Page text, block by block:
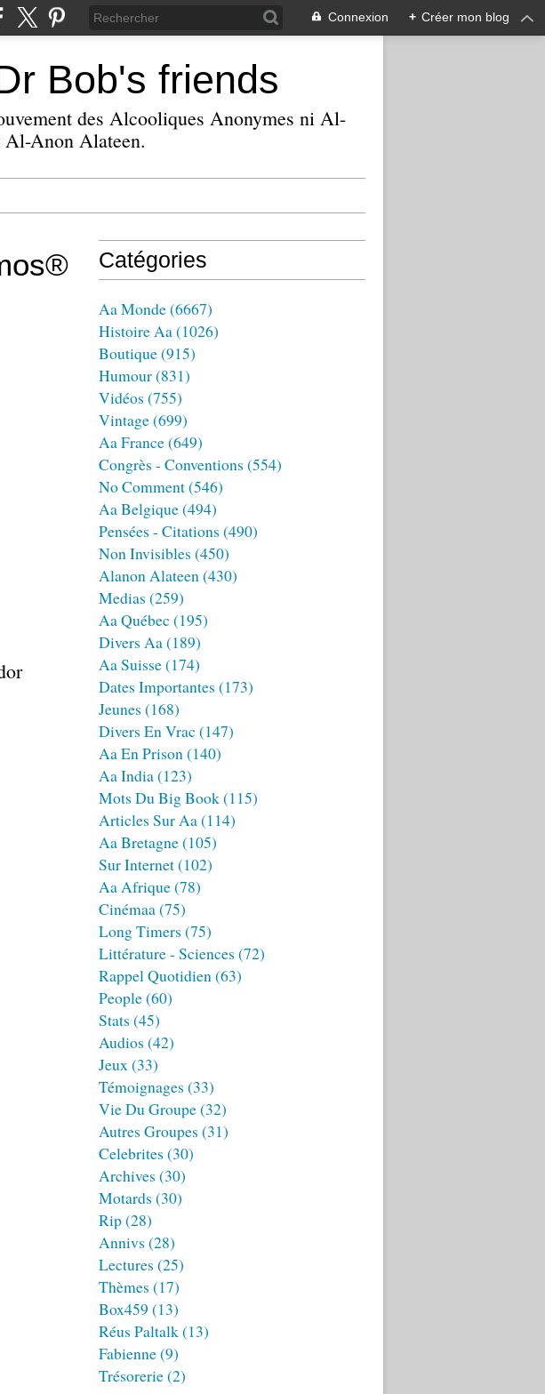
Connexion + Créer mon blog
Bob's friends
des Alcooliques Anonymes ni Al-
Anon Alateen.
Catégories
Aa Monde(6667)
Histoire Aa(1026)
Boutique(915)
Humour(831)
Vidéos (755)
Vintage(699)
Aa France(649)
Congrès - Conventions (554)
No Comment(546)
Aa Belgique(494)
Pensées - Citations (490)
Non Invisibles (450)
Alanon Alateen(430)
Medias (259)
Aa Québec (195)
Divers Aa(189)
Aa Suisse(174)
Dates Importantes (173)
Jeunes (168)
Divers En Vrac (147)
Aa En Prison(140)
Aa India(123)
Mots Du Big Book(115)
Articles Sur Aa(114)
Aa Bretagne(105)
Sur Internet(102)
Aa Afrique(78)
Cinémaa(75)
Long Timers (75)
Littérature - Sciences (72)
Rappel Quotidien(63)
People(60)
Stats (45)
Audios (42)
Jeux(33)
Témoignages (33)
Vie Du Groupe(32)
Autres Groupes (31)
Celebrites (30)
Archives (30)
Motards (30)
Rip(28)
Annivs (28)
Lectures (25)
Thèmes (17)
Box459 (13)
Réus Paltalk(13)
Fabienne(9)
Trésorerie(2)